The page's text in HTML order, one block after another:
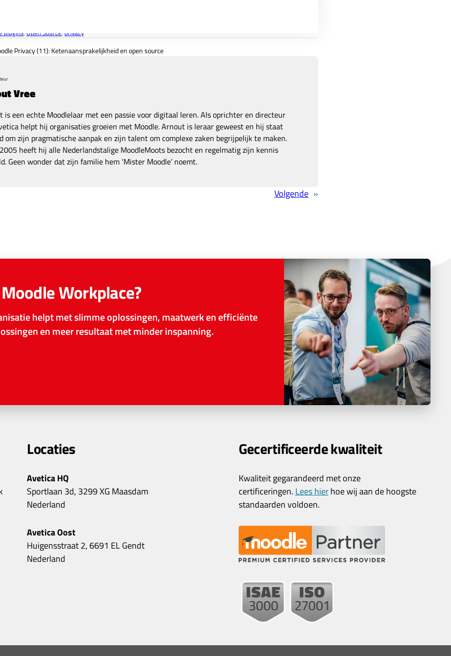
plugins, Open Source, privacy
Privacy (11): Ketenaansprakelijkheid en open source
Vree
is een echte Moodlelaar met een passie voor digitaal leren. Als oprichter en directeur
helpt hij organisaties groeien met Moodle. Arnout is leraar geweest en hij staat
om zijn pragmatische aanpak en zijn talent om complexe zaken begrijpelijk te maken.
heeft hij alle Nederlandstalige MoodleMoots bezocht en regelmatig zijn kennis
Geen wonder dat zijn familie hem ‘Mister Moodle’ noemt.
Volgende »
Workplace?
helpt met slimme oplossingen, maatwerk en efficiënte
en meer resultaat met minder inspanning.
Locaties
Avetica HQ
Sportlaan 3d, 3299 XG Maasdam
Nederland
Avetica Oost
Huigensstraat 2, 6691 EL Gendt
Nederland
Gecertificeerde kwaliteit
Kwaliteit gegarandeerd met onze
certificeringen. Lees hierhoe wij aan de hoogste
standaarden voldoen.